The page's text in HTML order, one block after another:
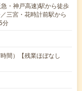
・神戸高速)駅から徒歩
三宮・花時計前駅から
分
間）【残業ほぼなし